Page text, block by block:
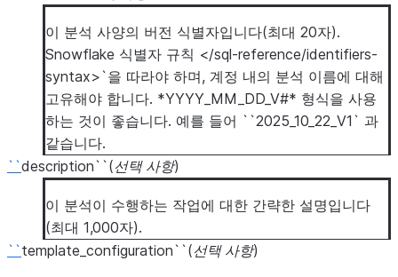
이 분석 사양의 버전 식별자입니다(최대 20자).
Snowflake 식별자 규칙 </sql-reference/identifiers-
syntax>`을 따라야 하며, 계정 내의 분석 이름에 대해
고유해야 합니다. *YYYY_MM_DD_V#* 형식을 사용
하는 것이 좋습니다. 예를 들어 ``2025_10_22_V1` 과
같습니다.
``description``(선택 사항)
이 분석이 수행하는 작업에 대한 간략한 설명입니다
(최대 1,000자).
``template_configuration``(선택 사항)